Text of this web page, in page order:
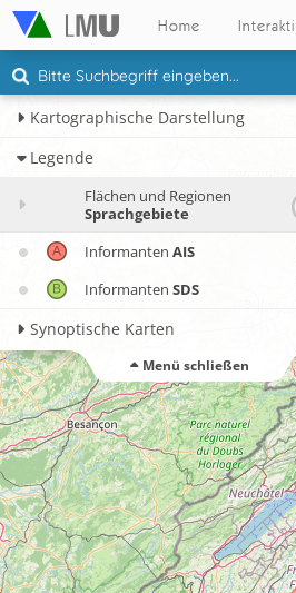
Home
Kartographische Darstellung
Legende
Flächen und Regionen
Sprachgebiete
Informanten AIS
Informanten SDS
Synoptische Karten
Menü schließen